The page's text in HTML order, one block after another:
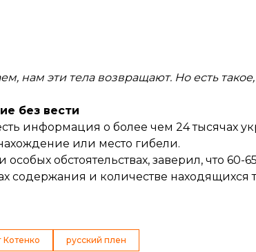
нам эти тела возвращают. Но есть
без вести
информация о более чем 24 тысячах
или место гибели.
обстоятельствах, заверил, что 60-
содержания и количестве находящихся
Котенко русский плен